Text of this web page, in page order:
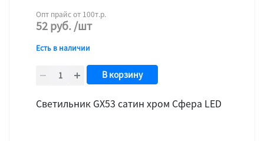
Опт прайс от 100т.р.
52руб./шт
Есть в наличии
В корзину
Светильник GX53 сатин хром Сфера LED